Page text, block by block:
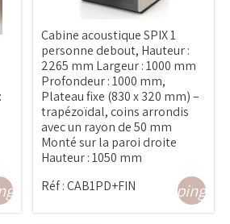
Cabine acoustique SPIX 1
personne debout, Hauteur :
2265 mm Largeur : 1000 mm
Profondeur : 1000 mm,
Plateau fixe (830 x 320 mm) –
trapézoïdal, coins arrondis
avec un rayon de 50 mm
Monté sur la paroi droite
Hauteur : 1050 mm
Réf :CAB1PD+FIN